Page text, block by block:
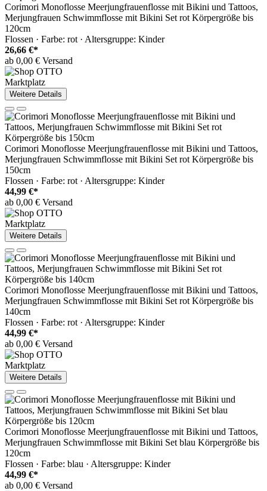
Corimori Monoflosse Meerjungfrauenflosse mit Bikini und Tattoos,
Merjungfrauen Schwimmflosse mit Bikini Set rot Körpergröße bis
120cm
Flossen · Farbe: rot · Altersgruppe: Kinder
26,66 €*
ab 0,00 € Versand
Marktplatz
Weitere Details
Corimori Monoflosse Meerjungfrauenflosse mit Bikini und Tattoos,
Merjungfrauen Schwimmflosse mit Bikini Set rot Körpergröße bis
150cm
Flossen · Farbe: rot · Altersgruppe: Kinder
44,99 €*
ab 0,00 € Versand
Marktplatz
Weitere Details
Corimori Monoflosse Meerjungfrauenflosse mit Bikini und Tattoos,
Merjungfrauen Schwimmflosse mit Bikini Set rot Körpergröße bis
140cm
Flossen · Farbe: rot · Altersgruppe: Kinder
44,99 €*
ab 0,00 € Versand
Marktplatz
Weitere Details
Corimori Monoflosse Meerjungfrauenflosse mit Bikini und Tattoos,
Merjungfrauen Schwimmflosse mit Bikini Set blau Körpergröße bis
120cm
Flossen · Farbe: blau · Altersgruppe: Kinder
44,99 €*
ab 0,00 € Versand